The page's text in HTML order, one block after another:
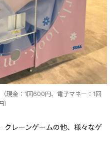
現金：1回600円、電子マネー：1回
クレーンゲームの他、様々なゲ